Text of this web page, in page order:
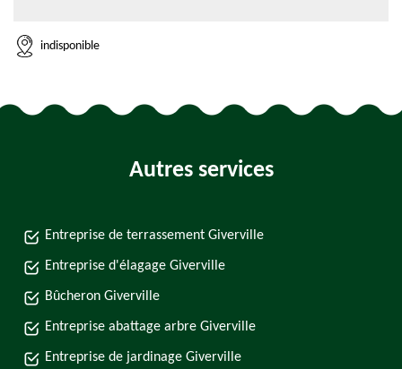
indisponible
Autres services
Entreprise de terrassement Giverville
Entreprise d'élagage Giverville
Bûcheron Giverville
Entreprise abattage arbre Giverville
Entreprise de jardinage Giverville